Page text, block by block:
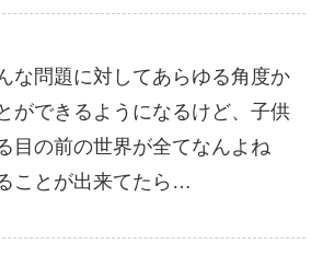
な問題に対してあらゆる角度か
ができるようになるけど、子供
目の前の世界が全てなんよね
ことが出来てたら…